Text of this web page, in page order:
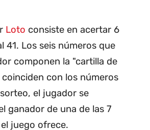
Loto consiste en acertar 6
41. Los seis números que
componen la "cartilla de
coinciden con los números
el jugador se
ganador de una de las 7
juego ofrece.